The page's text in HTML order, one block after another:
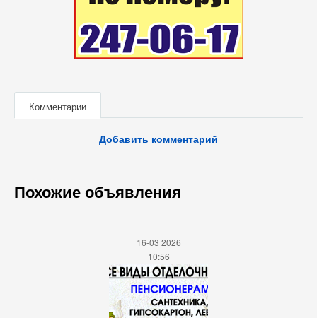
Комментарии
Добавить комментарий
Похожие объявления
16-03 2026
10:56